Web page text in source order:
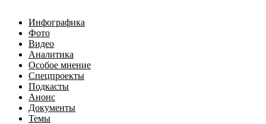
Инфографика
Фото
Видео
Аналитика
Особое мнение
Спецпроекты
Подкасты
Анонс
Документы
Темы